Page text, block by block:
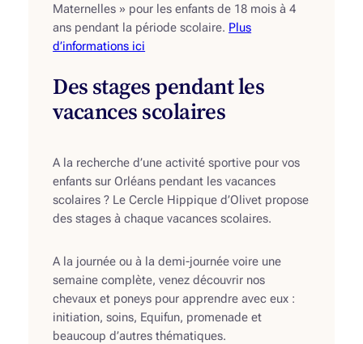
Maternelles » pour les enfants de 18 mois à 4
ans pendant la période scolaire. Plus
d’informations ici
Des stages pendant les
vacances scolaires
A la recherche d’une activité sportive pour vos
enfants sur Orléans pendant les vacances
scolaires ? Le Cercle Hippique d’Olivet propose
des stages à chaque vacances scolaires.
A la journée ou à la demi-journée voire une
semaine complète, venez découvrir nos
chevaux et poneys pour apprendre avec eux :
initiation, soins, Equifun, promenade et
beaucoup d’autres thématiques.